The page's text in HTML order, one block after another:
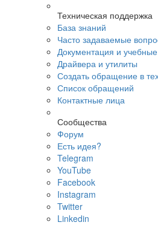
Техническая поддержка
База знаний
Часто задаваемые
Документация и
Драйвера и утилиты
Создать обращение в
Список обращений
Контактные лица
Сообщества
Форум
Есть идея?
Telegram
YouTube
Facebook
Instagram
Twitter
Linkedin